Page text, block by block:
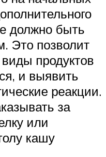
должно быть
Это позволит
продуктов
и выявить
реакции.
за
или
кашу